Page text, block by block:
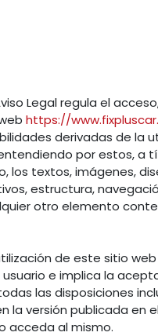
Legal regula el
https://
derivadas de la
por estos, a
los textos, imágenes,
estructura,
otro elemento
de este sitio
e implica la
las disposiciones
la versión publicada en
acceda al mismo.